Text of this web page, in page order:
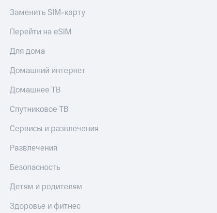
Заменить SIM-карту
Перейти на eSIM
Для дома
Домашний интернет
Домашнее ТВ
Спутниковое ТВ
Сервисы и развлечения
Развлечения
Безопасность
Детям и родителям
Здоровье и фитнес